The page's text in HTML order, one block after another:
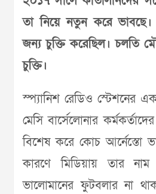
তা নিয়ে নতুন করে
জন‌্য চুক্তি করেছিল। চলতি
চুক্তি।
স্প‌্যানিশ রেডিও স্টেশনের
মেসি বার্সেলোনার
বিশেষ করে কোচ আর্নেস্তো
কারণে মিডিয়ায় তার
ভালোমানের ফুটবলার না